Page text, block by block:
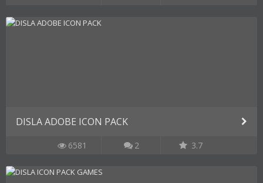
DISLA ADOBE ICON PACK
6581 2 3.7